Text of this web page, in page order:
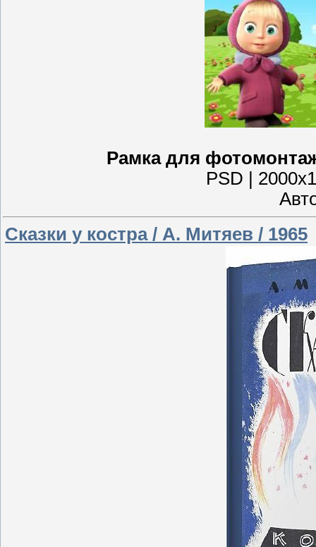
Рамка для
PSD |
Сказки у костра / А. Митяев / 1965